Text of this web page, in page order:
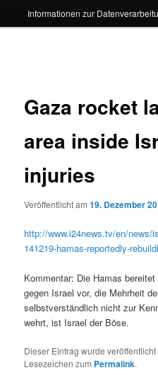
Informationen zur
Gaza rocket
area inside
injuries
Veröffentlicht am19. Dezember
http://www.i24news.tv/en/news/
141219-hamas-reportedly-
Kommentar: Die Hamas
gegen Israel vor, die Mehrheit
selbstverständlich nicht zur
wehrt, ist Israel der Böse.
Dieser Eintrag wurde
Lesezeichen zum Permalink.